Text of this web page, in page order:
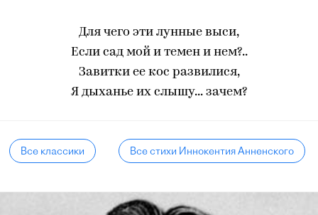
Для чего эти лунные выси,
Если сад мой и темен и нем?..
Завитки ее кос развилися,
Я дыханье их слышу... зачем?
Все классики Все стихи Иннокентия Анненского